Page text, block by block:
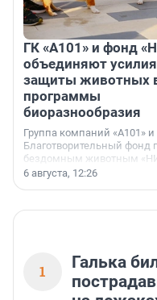
ГК «А101» и фонд
объединяют
защиты животных
программы
биоразнообразия
Группа компаний «А101» и
Благотворительный фонд
бездомным животным
заключили соглашение о
6 августа, 12:26
1
Галька